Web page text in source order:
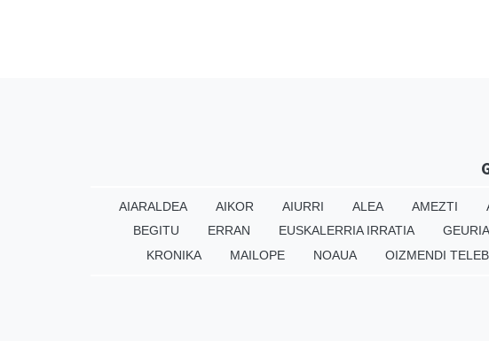
AIARALDEA AIKOR AIURRI ALEA AMEZTI
BEGITU
ERRAN EUSKALERRIA IRRATIA GEURIA
KRONIKA
MAILOPE NOAUA OIZMENDI